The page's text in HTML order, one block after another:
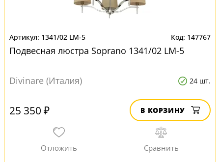
1341/02 LM-5 147767
Подвесная люстра Soprano 1341/02 LM-5
Divinare (Италия) 24 шт.
25 350 ₽ В КОРЗИНУ